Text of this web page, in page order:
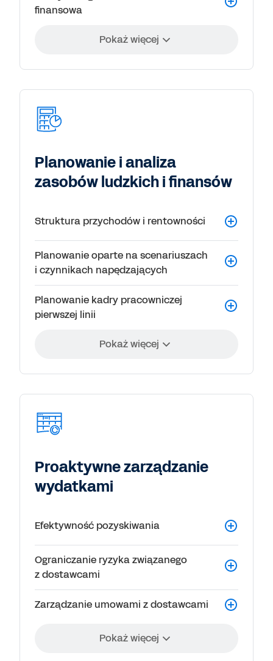
finansowa
Pokaż więcej
Planowanie i analiza
zasobów ludzkich i finansów
Struktura przychodów i rentowności
Planowanie oparte na scenariuszach
i czynnikach napędzających
Planowanie kadry pracowniczej
pierwszej linii
Pokaż więcej
Proaktywne zarządzanie
wydatkami
Efektywność pozyskiwania
Ograniczanie ryzyka związanego
z dostawcami
Zarządzanie umowami z dostawcami
Pokaż więcej